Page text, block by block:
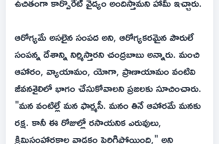
ఆరోగ్యమే అసలైన సంపద అని, ఆరోగ్యకరమైన పౌరులే
సంపన్న దేశాన్ని నిర్మిస్తారని చంద్రబాబు అన్నారు. మంచి
ఆహారం, వ్యాయామం, యోగా, ప్రాణాయామం వంటివి
జీవనశైలిలో భాగం చేసుకోవాలని ప్రజలకు సూచించారు.
"మన వంటిల్లే మన ఫార్మసీ. మనం తినే ఆహారమే మనకు
రక్ష. కానీ ఈ రోజుల్లో రసాయనిక ఎరువులు,
క్రిమిసంహారకాల వాడకం పెరిగిపోయింది," అని